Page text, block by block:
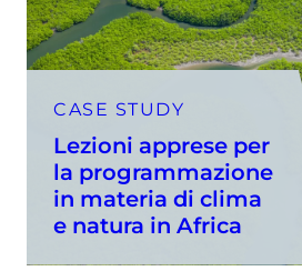
CASE STUDY
Lezioni apprese per
la programmazione
in materia di clima
e natura in Africa